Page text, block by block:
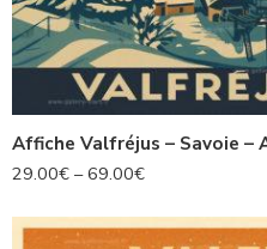
29.00€ –69.00€